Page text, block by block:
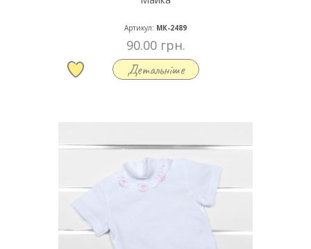
Артикул: МК-2489
90.00 грн.
Детальніше